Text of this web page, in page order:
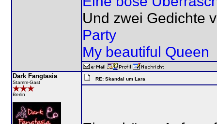
Und zwei Gedichte
Party
My beautiful Queen
Dark Fangtasia
Stamm-Gast
Berlin
RE: Skandal um Lara